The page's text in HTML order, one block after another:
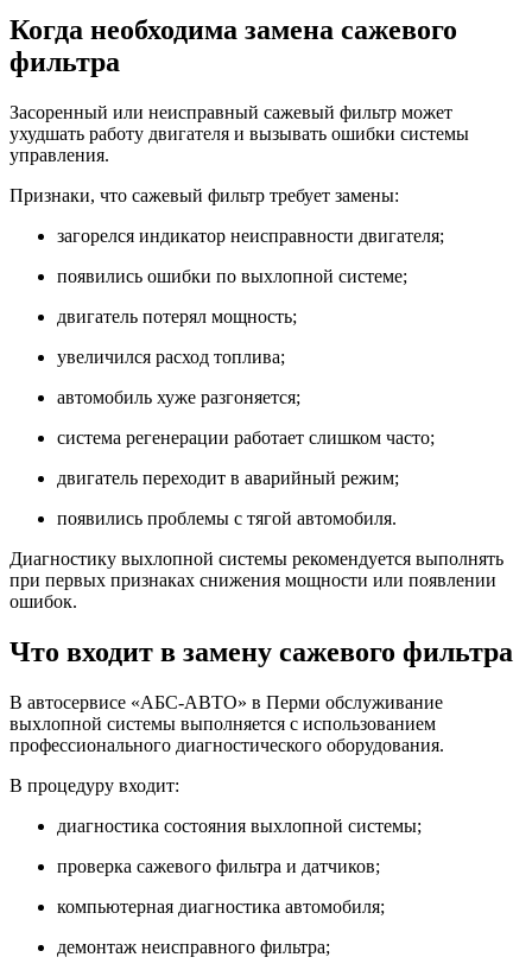
Когда необходима замена сажевого
фильтра
Засоренный или неисправный сажевый фильтр может
ухудшать работу двигателя и вызывать ошибки системы
управления.
Признаки, что сажевый фильтр требует замены:
загорелся индикатор неисправности двигателя;
появились ошибки по выхлопной системе;
двигатель потерял мощность;
увеличился расход топлива;
автомобиль хуже разгоняется;
система регенерации работает слишком часто;
двигатель переходит в аварийный режим;
появились проблемы с тягой автомобиля.
Диагностику выхлопной системы рекомендуется выполнять
при первых признаках снижения мощности или появлении
ошибок.
Что входит в замену сажевого фильтра
В автосервисе «АБС-АВТО» в Перми обслуживание
выхлопной системы выполняется с использованием
профессионального диагностического оборудования.
В процедуру входит:
диагностика состояния выхлопной системы;
проверка сажевого фильтра и датчиков;
компьютерная диагностика автомобиля;
демонтаж неисправного фильтра;